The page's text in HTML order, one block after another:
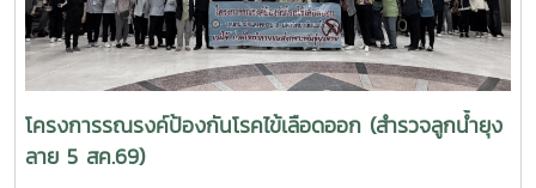
โครงการรณรงค์ป้องกันโรคไข้เลือดออก (สำรวจลูกน้ำยุง
ลาย 5 สค.69)